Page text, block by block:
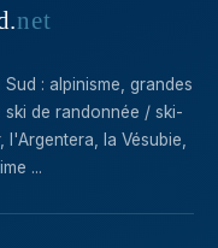
.net
: alpinisme, grandes
de randonnée / ski-
la Vésubie,
...